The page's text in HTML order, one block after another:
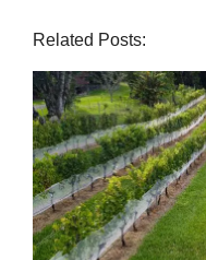
Related Posts: